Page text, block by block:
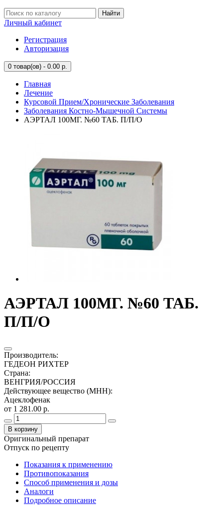
Найти
Личный кабинет
Регистрация
Авторизация
0 товар(ов) - 0.00 р.
Главная
Лечение
Курсовой Прием/Хронические Заболевания
Заболевания Костно-Мышечной Системы
АЭРТАЛ 100МГ. №60 ТАБ. П/П/О
АЭРТАЛ 100МГ. №60 ТАБ.
П/П/О
Производитель:
ГЕДЕОН РИХТЕР
Страна:
ВЕНГРИЯ/РОССИЯ
Действующее вещество (МНН):
Ацеклофенак
от 1 281.00 р.
В корзину
Оригинальный препарат
Отпуск по рецепту
Показания к применению
Противопоказания
Способ применения и дозы
Аналоги
Подробное описание